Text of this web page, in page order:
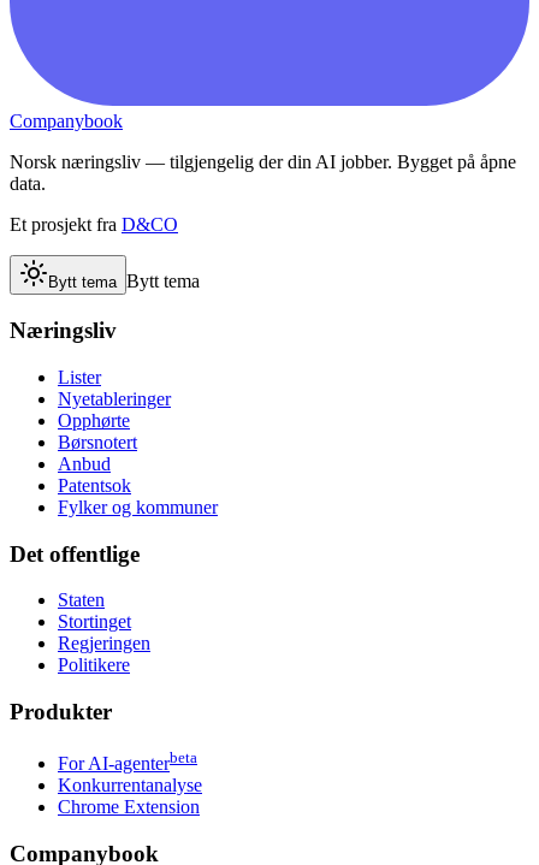
Companybook
Norsk næringsliv — tilgjengelig der din AI jobber. Bygget på åpne
data.
Et prosjekt fra D&CO
Bytt tema Bytt tema
Næringsliv
Lister
Nyetableringer
Opphørte
Børsnotert
Anbud
Patentsok
Fylker og kommuner
Det offentlige
Staten
Stortinget
Regjeringen
Politikere
Produkter
For AI-agenterbeta
Konkurrentanalyse
Chrome Extension
Companybook